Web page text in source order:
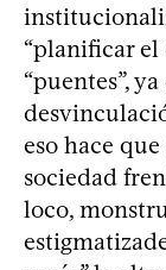
“planificar el
“puentes”,
eso hace
sociedad
loco,